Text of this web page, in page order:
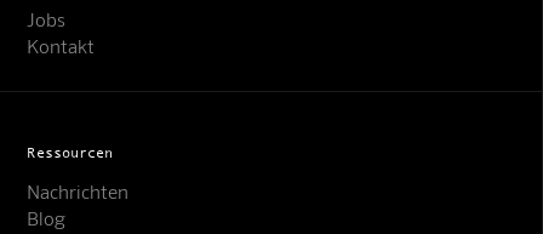
Jobs
Kontakt
Ressourcen
Nachrichten
Blog